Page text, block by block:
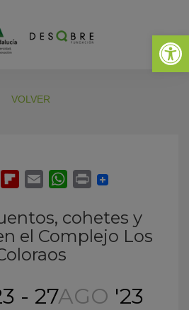
Abrir
VOLVER
cohetes y
el Complejo Los
- 27AGO '23